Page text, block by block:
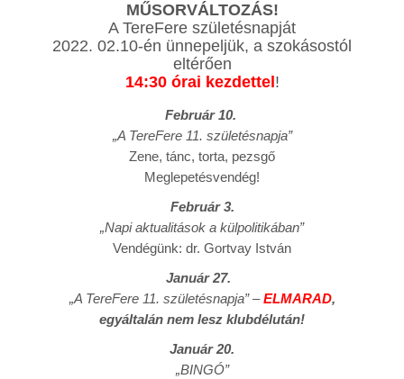
MŰSORVÁLTOZÁS!
A TereFere születésnapját
2022. 02.10-én ünnepeljük, a szokásostól
eltérően
14:30 órai kezdettel !
Február 10.
„A TereFere 11. születésnapja”
Zene, tánc, torta, pezsgő
Meglepetésvendég!
Február 3.
„Napi aktualitások a külpolitikában”
Vendégünk: dr. Gortvay István
Január 27.
„A TereFere 11. születésnapja” –ELMARAD,
egyáltalán nem lesz klubdélután!
Január 20.
„BINGÓ”